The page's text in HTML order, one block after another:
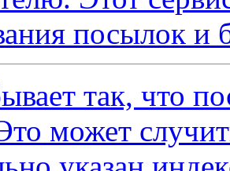
посылок и
так, что
может